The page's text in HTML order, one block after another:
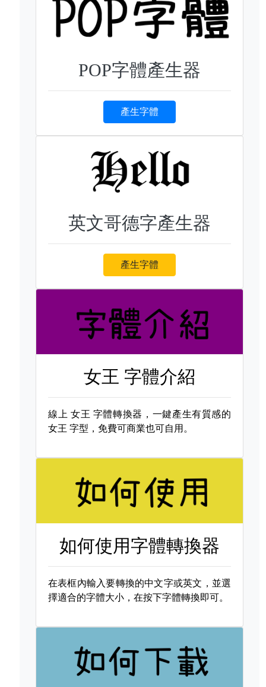
POP字體產生器
產生字體
英文哥德字產生器
產生字體
女王 字體介紹
線上 女王 字體轉換器，一鍵產生有質感的
女王 字型，免費可商業也可自用。
如何使用字體轉換器
在表框內輸入要轉換的中文字或英文，並選
擇適合的字體大小，在按下字體轉換即可。